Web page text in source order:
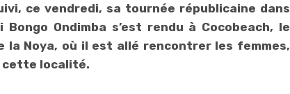
ce vendredi, sa tournée républicaine dans
Ondimba s’est rendu à Cocobeach, le
la Noya, où il est allé rencontrer les femmes,
cette localité.